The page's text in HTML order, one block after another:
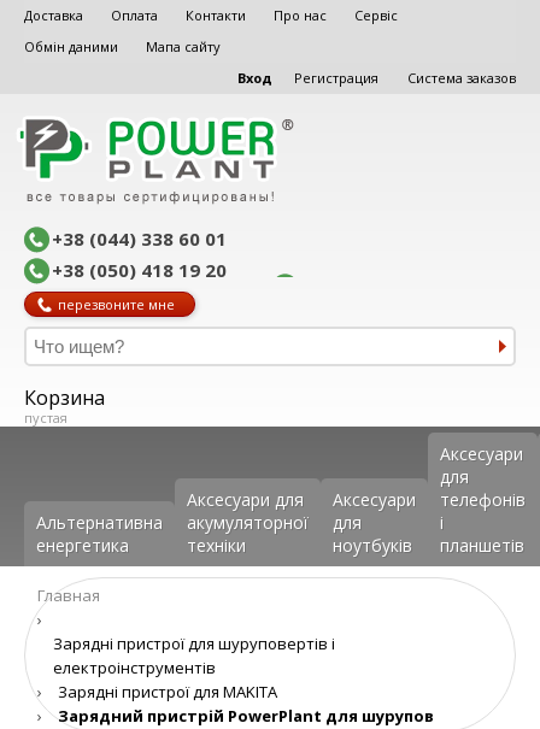
Доставка Оплата Контакти Про нас
Сервіс
Обмін даними
Мапа сайту
Вход
Регистрация Система заказов
+38 (044) 338 60 01
+38 (050) 418 19 20
перезвоните мне
Корзина
пустая
Альтернативна
енергетика
Аксесуари для
акумуляторної
техніки
Аксесуари
для
ноутбуків
Аксеcуари
для
телефонів
і
планшетів
Главная
›
Зарядні пристрої для шуруповертів і
електроінструментів
›
Зарядні пристрої для MAKITA
›
Зарядний пристрій PowerPlant для шурупов